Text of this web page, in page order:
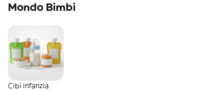
Mondo Bimbi
Cibi infanzia